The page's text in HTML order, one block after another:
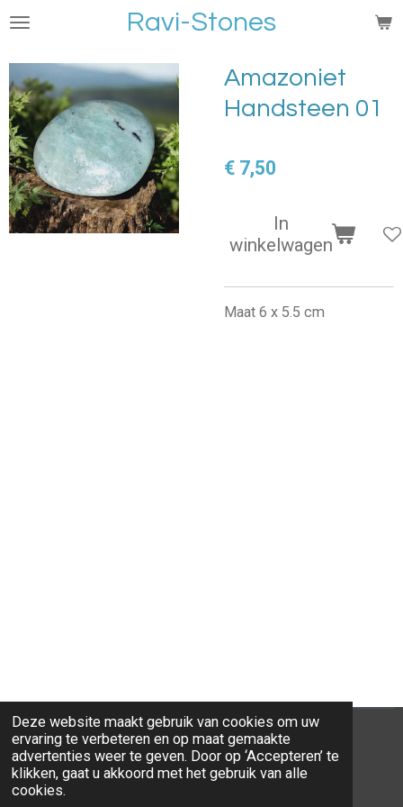
Deze website maakt gebruik van cookies om uw
ervaring te verbeteren en op maat gemaakte
advertenties weer te geven. Door op ‘Accepteren’ te
klikken, gaat u akkoord met het gebruik van alle
cookies.
Ga
naar
de
hoofdinhoud
Ravi-Stones
Amazoniet
Handsteen 01
€ 7,50
In
winkelwagen
Maat 6 x 5.5 cm
© 2026 Ravi-Stones